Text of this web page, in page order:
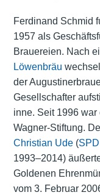
Ferdinand Schmid
1957 als
Brauereien. Nach
Löwenbräu
der
Gesellschafter
inne. Seit 1996
Wagner-Stiftung.
Christian Ude(SPD
1993–2014)
Goldenen
vom 3. Februar